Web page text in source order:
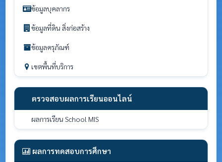
ข้อมูลบุคลากร
ข้อมูลที่ดิน สิ่งก่อสร้าง
ข้อมูลครุภัณฑ์
เขตพื้นที่บริการ
ตรวจสอบผลการเรียนออนไลน์
ผลการเรียน School MIS
ผลการทดสอบการศึกษา